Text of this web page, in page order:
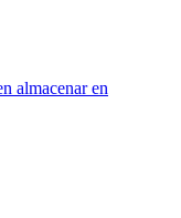
almacenar en